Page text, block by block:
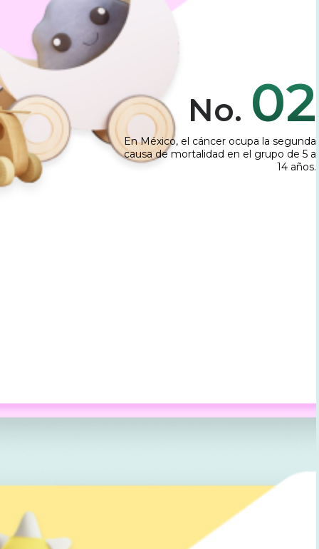
No. 02
En México, el cáncer ocupa la segunda
causa de mortalidad en el grupo de 5 a
14 años.